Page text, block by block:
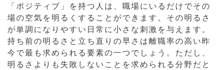
「ポジティブ」を持つ人は、職場にいるだけでその
場の空気を明るくすることができます。その明るさ
が単調になりやすい日常に小さな刺激を与えます。
持ち前の明るさと立ち直りの早さは離職率の高い昨
今で最も求められる要素の一つでしょう。ただし、
明るさよりも失敗しないことを求められる分野だと